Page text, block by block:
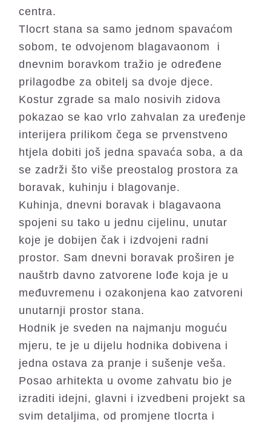
centra.
Tlocrt stana sa samo jednom spavaćom
sobom, te odvojenom blagavaonom i
dnevnim boravkom tražio je određene
prilagodbe za obitelj sa dvoje djece.
Kostur zgrade sa malo nosivih zidova
pokazao se kao vrlo zahvalan za uređenje
interijera prilikom čega se prvenstveno
htjela dobiti još jedna spavaća soba, a da
se zadrži što više preostalog prostora za
boravak, kuhinju i blagovanje.
Kuhinja, dnevni boravak i blagavaona
spojeni su tako u jednu cijelinu, unutar
koje je dobijen čak i izdvojeni radni
prostor. Sam dnevni boravak proširen je
nauštrb davno zatvorene lođe koja je u
međuvremenu i ozakonjena kao zatvoreni
unutarnji prostor stana.
Hodnik je sveden na najmanju moguću
mjeru, te je u dijelu hodnika dobivena i
jedna ostava za pranje i sušenje veša.
Posao arhitekta u ovome zahvatu bio je
izraditi idejni, glavni i izvedbeni projekt sa
svim detaljima, od promjene tlocrta i